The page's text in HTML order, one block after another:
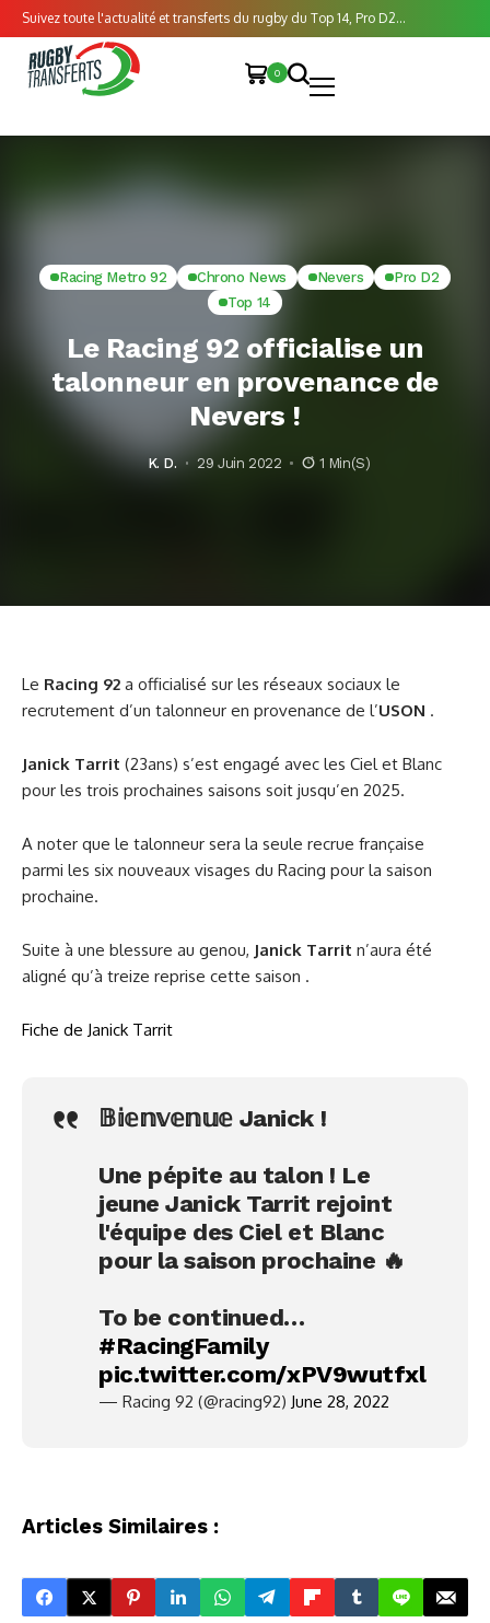
Suivez toute l'actualité et transferts du rugby du Top 14, Pro D2...
0
Racing Metro 92 Chrono News Nevers
Pro D2
Top 14
Le Racing 92 officialise un
talonneur en provenance de
Nevers !
K. D. 29 Juin 2022 1 Min(s)
Le Racing 92 a officialisé sur les réseaux sociaux le
recrutement d’un talonneur en provenance de l’USON .
Janick Tarrit (23ans) s’est engagé avec les Ciel et Blanc
pour les trois prochaines saisons soit jusqu’en 2025.
A noter que le talonneur sera la seule recrue française
parmi les six nouveaux visages du Racing pour la saison
prochaine.
Suite à une blessure au genou, Janick Tarrit n’aura été
aligné qu’à treize reprise cette saison .
Fiche de Janick Tarrit
𝔹𝕚𝕖𝕟𝕧𝕖𝕟𝕦𝕖 Janick !
Une pépite au talon ! Le
jeune Janick Tarrit rejoint
l'équipe des Ciel et Blanc
pour la saison prochaine 🔥
To be continued…
#RacingFamily
pic.twitter.com/xPV9wutfxl
— Racing 92 (@racing92) June 28, 2022
Articles Similaires :